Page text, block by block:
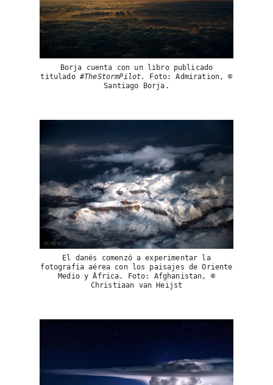
Borja cuenta con un libro publicado
titulado #TheStormPilot.
Foto: Admiration, ©
Santiago Borja.
El danés comenzó a experimentar la
fotografía aérea con los paisajes de Oriente
Medio y África. Foto: Afghanistan, ©
Christiaan van Heijst